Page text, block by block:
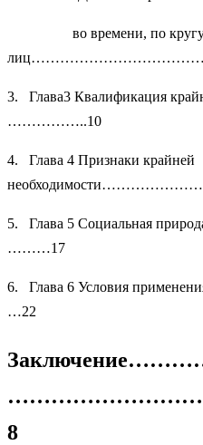
во времени, по
3. Глава3 Квалификация
……………..10
4. Глава 4 Признаки крайней
5. Глава 5 Социальная
………17
6. Глава 6 Условия
…22
8